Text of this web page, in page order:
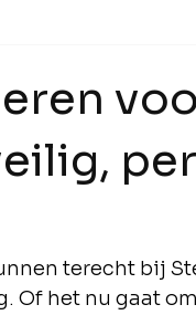
terecht bij
Of het nu gaat